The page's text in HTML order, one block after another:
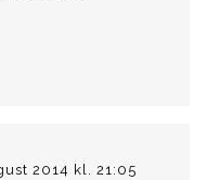
2014 kl. 21:05